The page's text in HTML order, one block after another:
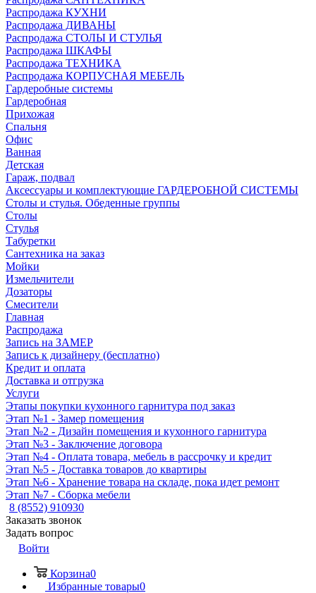
Распродажа КУХНИ
Распродажа ДИВАНЫ
Распродажа СТОЛЫ И СТУЛЬЯ
Распродажа ШКАФЫ
Распродажа ТЕХНИКА
Распродажа КОРПУСНАЯ МЕБЕЛЬ
Гардеробные системы
Гардеробная
Прихожая
Спальня
Офис
Ванная
Детская
Гараж, подвал
Аксессуары и комплектующие ГАРДЕРОБНОЙ СИСТЕМЫ
Столы и стулья. Обеденные группы
Столы
Стулья
Табуретки
Сантехника на заказ
Мойки
Измельчители
Дозаторы
Смесители
Главная
Распродажа
Запись на ЗАМЕР
Запись к дизайнеру (бесплатно)
Кредит и оплата
Доставка и отгрузка
Услуги
Этапы покупки кухонного гарнитура под заказ
Этап №1 - Замер помещения
Этап №2 - Дизайн помещения и кухонного гарнитура
Этап №3 - Заключение договора
Этап №4 - Оплата товара, мебель в рассрочку и кредит
Этап №5 - Доставка товаров до квартиры
Этап №6 - Хранение товара на складе, пока идет ремонт
Этап №7 - Сборка мебели
8 (8552) 910930
Заказать звонок
Задать вопрос
Войти
Корзина0
Избранные товары0